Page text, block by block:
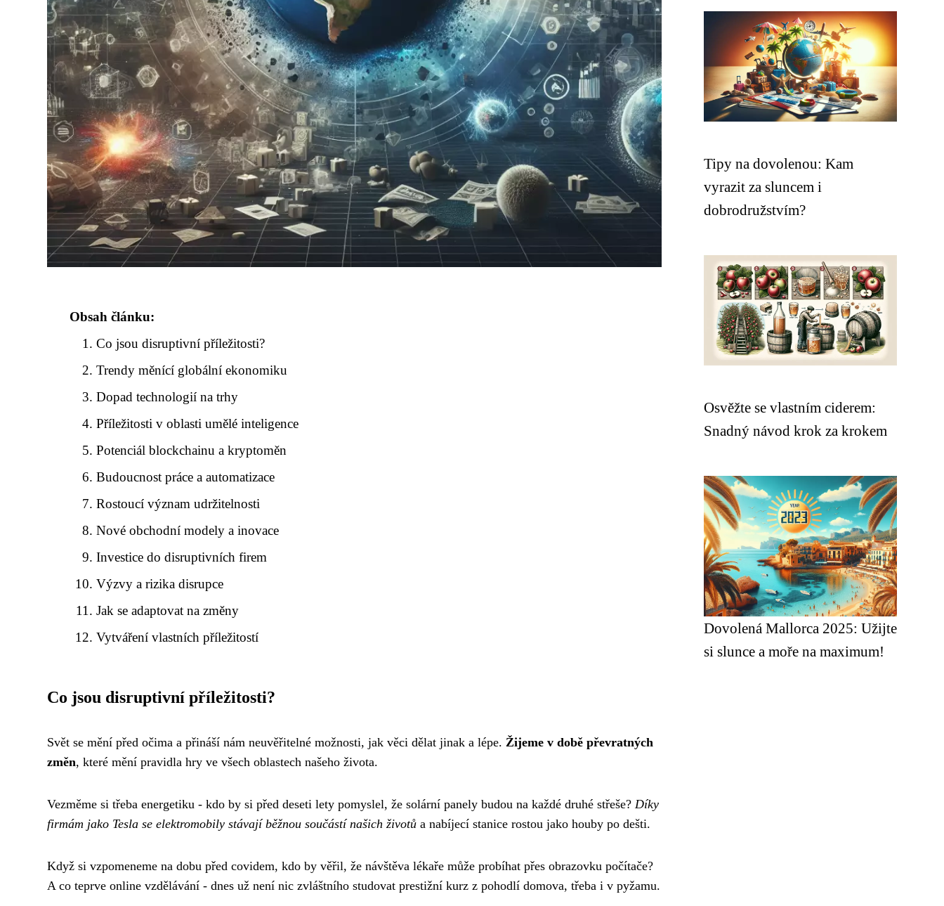
Obsah článku:
Co jsou disruptivní příležitosti?
Trendy měnící globální ekonomiku
Dopad technologií na trhy
Příležitosti v oblasti umělé inteligence
Potenciál blockchainu a kryptoměn
Budoucnost práce a automatizace
Rostoucí význam udržitelnosti
Nové obchodní modely a inovace
Investice do disruptivních firem
Výzvy a rizika disrupce
Jak se adaptovat na změny
Vytváření vlastních příležitostí
Co jsou disruptivní příležitosti?
Svět se mění před očima a přináší nám neuvěřitelné možnosti, jak věci dělat jinak a lépe. Žijeme v době převratných
změn, které mění pravidla hry ve všech oblastech našeho života.
Vezměme si třeba energetiku - kdo by si před deseti lety pomyslel, že solární panely budou na každé druhé střeše? Díky
firmám jako Tesla se elektromobily stávají běžnou součástí našich životů a nabíjecí stanice rostou jako houby po dešti.
Když si vzpomeneme na dobu před covidem, kdo by věřil, že návštěva lékaře může probíhat přes obrazovku počítače?
A co teprve online vzdělávání - dnes už není nic zvláštního studovat prestižní kurz z pohodlí domova, třeba i v pyžamu.
Tipy na dovolenou: Kam
vyrazit za sluncem i
dobrodružstvím?
Osvěžte se vlastním ciderem:
Snadný návod krok za krokem
Dovolená Mallorca 2025: Užijte
si slunce a moře na maximum!